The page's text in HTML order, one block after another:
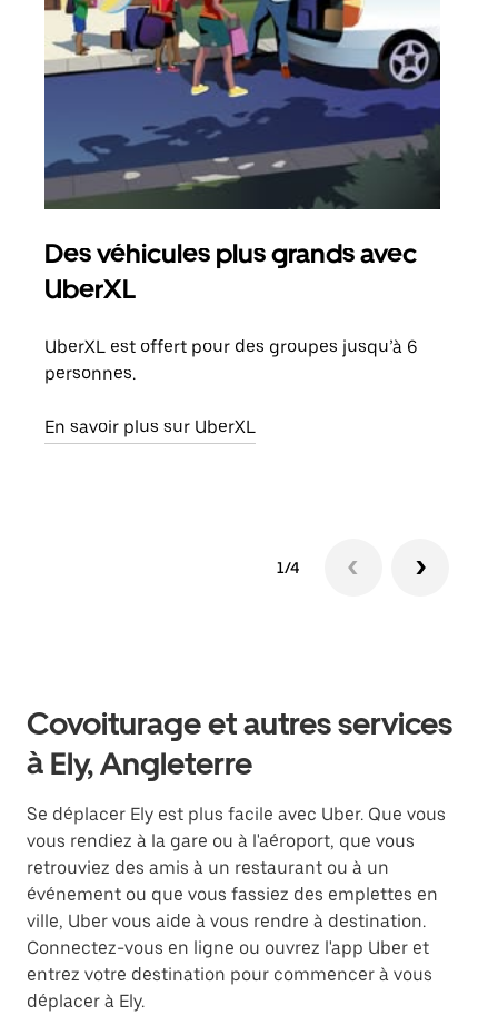
Des véhicules plus grands avec
UberXL
UberXL est offert pour des groupes jusqu’à 6
personnes.
En savoir plus sur UberXL
1/4
Covoiturage et autres services
à Ely, Angleterre
Se déplacer Ely est plus facile avec Uber. Que vous
vous rendiez à la gare ou à l'aéroport, que vous
retrouviez des amis à un restaurant ou à un
événement ou que vous fassiez des emplettes en
ville, Uber vous aide à vous rendre à destination.
Connectez-vous en ligne ou ouvrez l'app Uber et
entrez votre destination pour commencer à vous
déplacer à Ely.